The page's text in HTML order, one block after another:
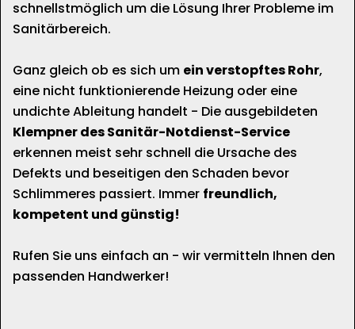
schnellstmöglich um die Lösung Ihrer Probleme im
Sanitärbereich.
Ganz gleich ob es sich um ein verstopftes Rohr,
eine nicht funktionierende Heizung oder eine
undichte Ableitung handelt - Die ausgebildeten
Klempner des Sanitär-Notdienst-Service
erkennen meist sehr schnell die Ursache des
Defekts und beseitigen den Schaden bevor
Schlimmeres passiert. Immer freundlich,
kompetent und günstig!
Rufen Sie uns einfach an - wir vermitteln Ihnen den
passenden Handwerker!